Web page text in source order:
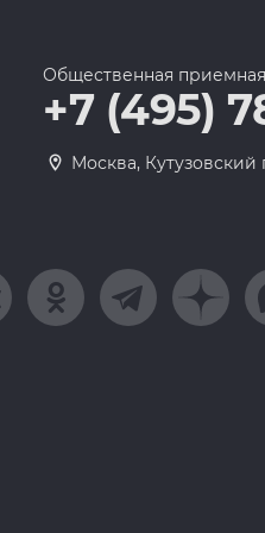
Общественная приемная
+7 (495)
Москва, Кутузовский